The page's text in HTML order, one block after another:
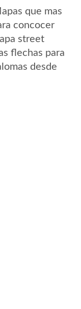
que mas
concocer
street
flechas para
desde